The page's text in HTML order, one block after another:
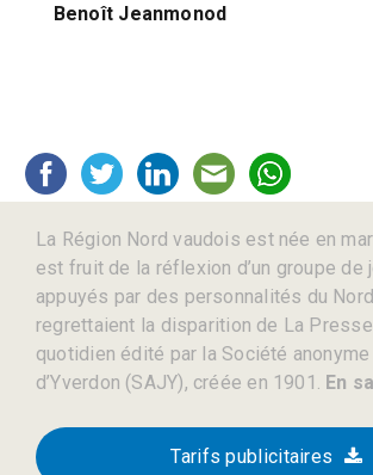
Benoît Jeanmonod
La Région Nord vaudois est née en
est fruit de la réflexion d’un groupe de
appuyés par des personnalités du
regrettaient la disparition de La
quotidien édité par la Société
d’Yverdon (SAJY), créée en 1901. En
Tarifs publicitaires